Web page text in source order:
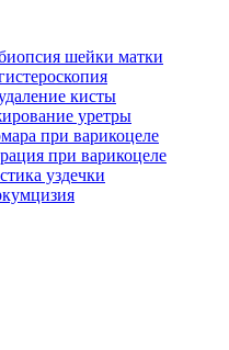
шейки матки
кисты
уретры
при варикоцеле
при варикоцеле
уздечки